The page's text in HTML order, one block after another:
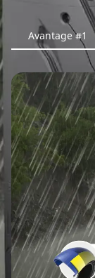
Avantage #1